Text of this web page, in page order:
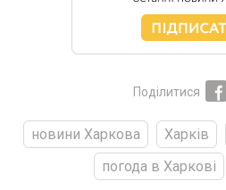
Поділитися
новини Харкова Харків
погода в Харкові